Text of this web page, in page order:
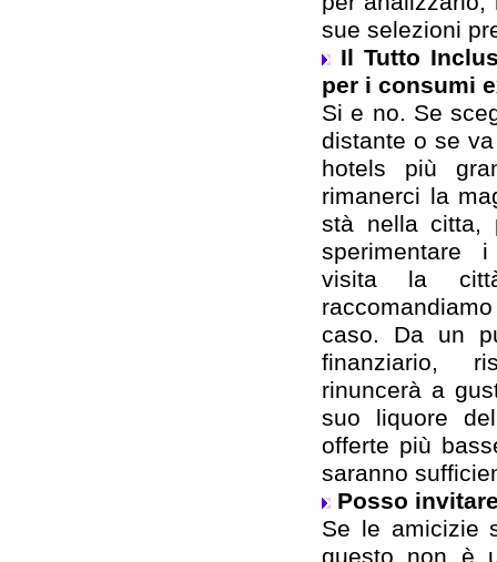
sue selezioni
Il Tutto
per i consumi
Si e no. Se
distante o se
hotels più
rimanerci la
stà nella citta,
sperimentare
visita la
caso. Da un
finanziario,
rinuncerà a
suo liquore
offerte più
saranno
Posso
Se le amicizie
questo non è